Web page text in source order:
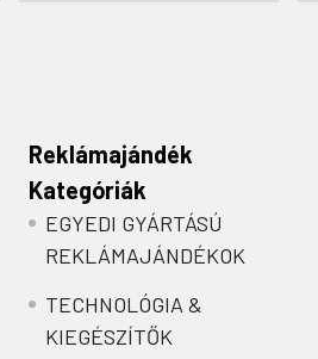
Reklámajándék
Kategóriák
EGYEDI GYÁRTÁSÚ
REKLÁMAJÁNDÉKOK
TECHNOLÓGIA &
KIEGÉSZÍTŐK